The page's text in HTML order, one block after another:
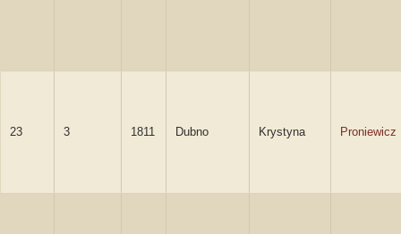
23 3 1811 Dubno Krystyna Proniewicz